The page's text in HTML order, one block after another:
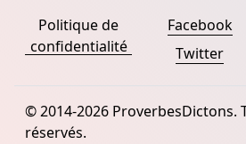
Politique de
confidentialité
Facebook
Twitter
© 2014-2026 ProverbesDictons.
réservés.